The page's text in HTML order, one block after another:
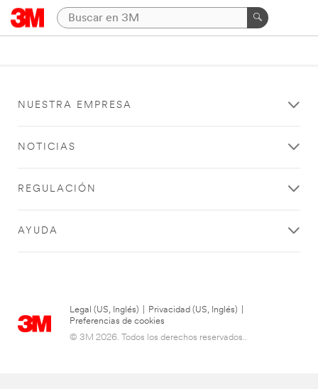
NUESTRA EMPRESA
NOTICIAS
REGULACIÓN
AYUDA
Legal (US, Inglés) Privacidad (US, Inglés)
Preferencias de cookies
© 3M 2026. Todos los derechos reservados..